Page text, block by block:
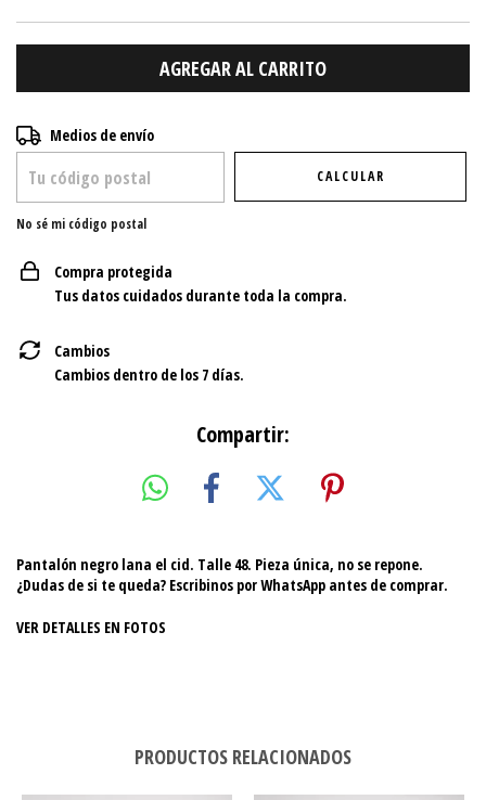
Entregas para el CP:
Medios de envío
CALCULAR
No sé mi código postal
Compra protegida
Tus datos cuidados durante toda la compra.
Cambios
Cambios dentro de los 7 días.
Compartir:
Pantalón negro lana el cid. Talle 48. Pieza única, no se repone.
¿Dudas de si te queda? Escribinos por WhatsApp antes de comprar.
VER DETALLES EN FOTOS
PRODUCTOS RELACIONADOS